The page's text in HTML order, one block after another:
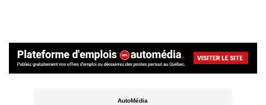
AutoMédia